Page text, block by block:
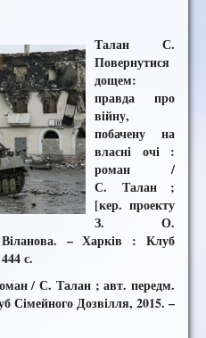
Талан С.
Повернутися
дощем:
правда про
війну,
побачену на
власні очі :
роман /
С. Талан ;
[кер. проекту
З. О.
– Харків : Клуб
с.
/ С. Талан ; авт. передм.
Сімейного Дозвілля, 2015. –